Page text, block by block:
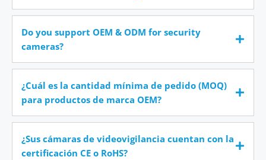
Do you support OEM & ODM for security
cameras?
¿Cuál es la cantidad mínima de pedido (MOQ)
para productos de marca OEM?
¿Sus cámaras de videovigilancia cuentan con la
certificación CE o RoHS?